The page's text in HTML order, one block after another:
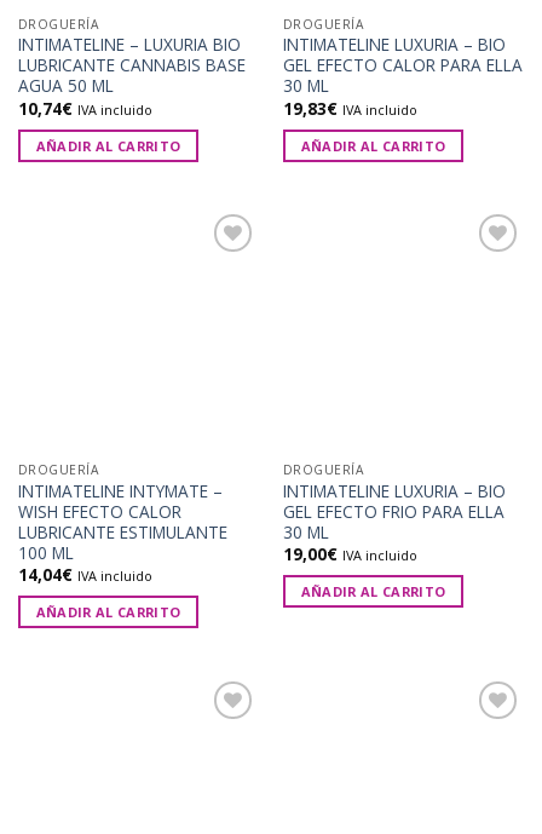
DROGUERÍA
INTIMATELINE – LUXURIA BIO
LUBRICANTE CANNABIS BASE
AGUA 50 ML
10,74€ IVA incluido
AÑADIR AL CARRITO
DROGUERÍA
INTIMATELINE LUXURIA – BIO
GEL EFECTO CALOR PARA ELLA
30 ML
19,83€ IVA incluido
AÑADIR AL CARRITO
DROGUERÍA
INTIMATELINE INTYMATE –
WISH EFECTO CALOR
LUBRICANTE ESTIMULANTE
100 ML
14,04€ IVA incluido
AÑADIR AL CARRITO
DROGUERÍA
INTIMATELINE LUXURIA – BIO
GEL EFECTO FRIO PARA ELLA
30 ML
19,00€ IVA incluido
AÑADIR AL CARRITO